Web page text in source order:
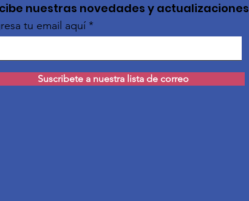
nuestras novedades y actualizaciones
tu email aquí
Suscribete a nuestra lista de correo